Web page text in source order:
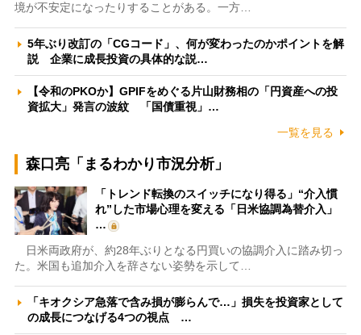
境が不安定になったりすることがある。一方…
5年ぶり改訂の「CGコード」、何が変わったのかポイントを解
説 企業に成長投資の具体的な説…
【令和のPKOか】GPIFをめぐる片山財務相の「円資産への投
資拡大」発言の波紋 「国債重視」…
一覧を見る
森口亮「まるわかり市況分析」
「トレンド転換のスイッチになり得る」“介入慣
れ”した市場心理を変える「日米協調為替介入」
…
日米両政府が、約28年ぶりとなる円買いの協調介入に踏み切っ
た。米国も追加介入を辞さない姿勢を示して…
「キオクシア急落で含み損が膨らんで…」損失を投資家として
の成長につなげる4つの視点 …